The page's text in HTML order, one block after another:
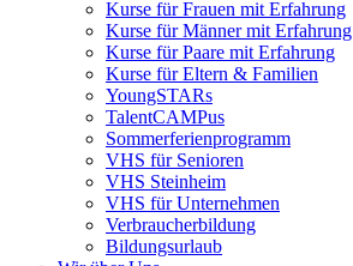
Kurse für Frauen mit Erfahrung
Kurse für Männer mit Erfahrung
Kurse für Paare mit Erfahrung
Kurse für Eltern & Familien
YoungSTARs
TalentCAMPus
Sommerferienprogramm
VHS für Senioren
VHS Steinheim
VHS für Unternehmen
Verbraucherbildung
Bildungsurlaub